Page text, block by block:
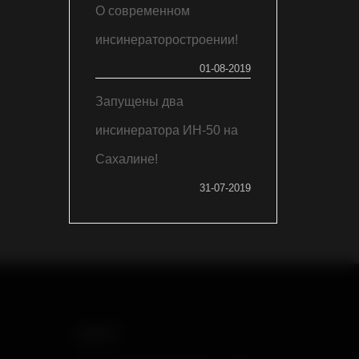
О современном
инсинераторостроении!
01-08-2019
Запущены два
инсинератора ИН-50 на
Сахалине!
31-07-2019